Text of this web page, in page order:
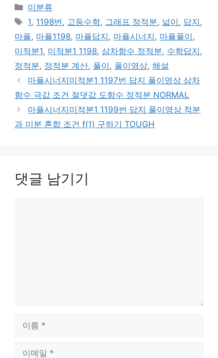
카
테
리
미분류
태
그
1, 1198번, 고등수학, 그래프 정적분, 넓이 , 답지 ,
마플, 마플1198, 마플답지 , 마플시너지 , 마플풀이 ,
미적분1, 미적분1 1198, 삼차함수 정적분, 수학답지 ,
정적분, 정적분 계산, 풀이 , 풀이영상, 해설
마플시너지미적분1 1197번 답지 풀이영상 삼차
함수 극값 조건 절댓값 도함수 정적분 NORMAL
마플시너지미적분1 1199번 답지 풀이영상 적분
과 미분 혼합 조건 f(1) 구하기 TOUGH
댓글 남기기